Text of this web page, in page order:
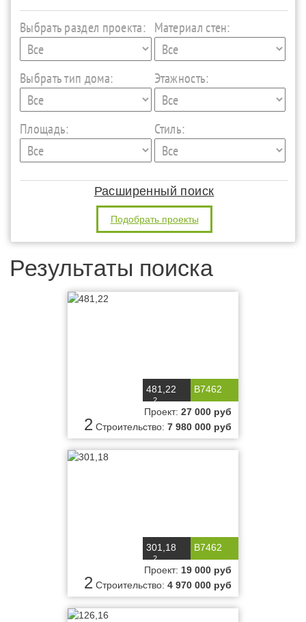
Выбрать раздел проекта: Материал стен:
Выбрать тип дома: Этажность:
Площадь: Стиль:
Расширенный поиск
Подобрать проекты
Результаты поиска
B7462
481,22
м2
2
Проект: 27 000 руб
Строительство: 7 980 000 руб
B7462
301,18
м2
2
Проект: 19 000 руб
Строительство: 4 970 000 руб